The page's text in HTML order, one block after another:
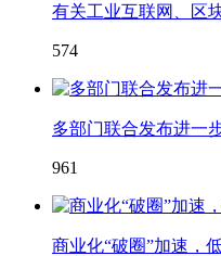
有关工业互联网、区
574
多部门联合发布进一
961
商业化“破圈”加速，